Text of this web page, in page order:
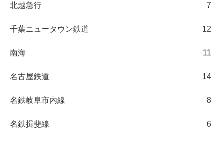
北越急行 7
千葉ニュータウン鉄道 12
南海 11
名古屋鉄道 14
名鉄岐阜市内線 8
名鉄揖斐線 6